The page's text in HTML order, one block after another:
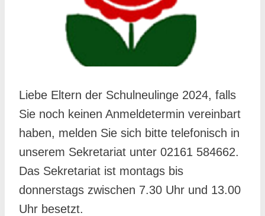
Liebe Eltern der Schulneulinge 2024, falls
Sie noch keinen Anmeldetermin vereinbart
haben, melden Sie sich bitte telefonisch in
unserem Sekretariat unter 02161 584662.
Das Sekretariat ist montags bis
donnerstags zwischen 7.30 Uhr und 13.00
Uhr besetzt.